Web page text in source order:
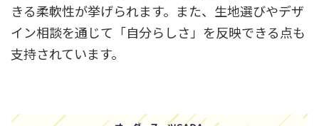
きる柔軟性が挙げられます。また、生地選びやデザ
イン相談を通じて「自分らしさ」を反映できる点も
支持されています。